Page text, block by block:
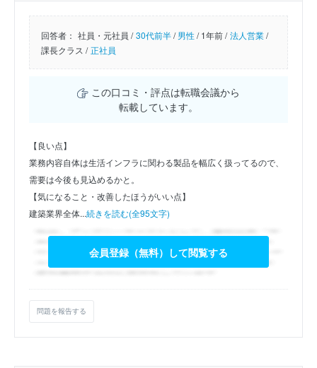
回答者： 社員・元社員 / 30代前半/男性/1年前 / 法人営業/
課長クラス / 正社員
この口コミ・評点は転職会議から
転載しています。
【良い点】
業務内容自体は生活インフラに関わる製品を幅広く扱ってるので、
需要は今後も見込めるかと。
【気になること・改善したほうがいい点】
建築業界全体...続きを読む(全95文字)
会員登録（無料）して閲覧する
問題を報告する